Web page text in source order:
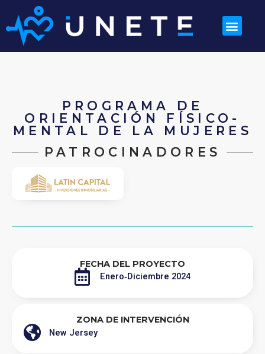
PROGRAMA DE
ORIENTACIÓN FÍSICO-
MENTAL DE LA MUJERES
PATROCINADORES
FECHA DEL PROYECTO
Enero‐Diciembre 2024
ZONA DE INTERVENCIÓN
New Jersey